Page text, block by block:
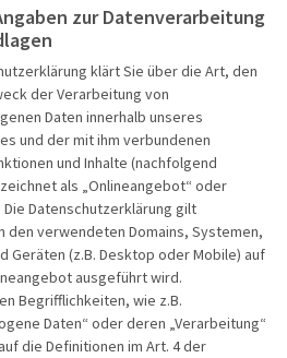
Busreisen
Städte-,
Aktivreisen
60plus
Flugreisen
Italien
Frankreich
der
zur Datenverarbeitung
klärt Sie über die Art, den
der Verarbeitung von
Daten innerhalb unseres
und der mit ihm verbundenen
und Inhalte (nachfolgend
als „Onlineangebot“ oder
Die Datenschutzerklärung gilt
den verwendeten Domains, Systemen,
Geräten (z.B. Desktop oder Mobile) auf
ausgeführt wird.
Begrifflichkeiten, wie z.B.
Daten“ oder deren „Verarbeitung“
die Definitionen im Art. 4 der